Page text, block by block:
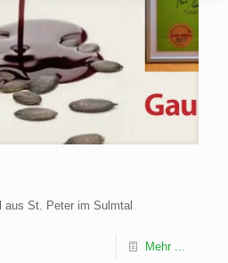
St. Peter im Sulmtal
Mehr ...